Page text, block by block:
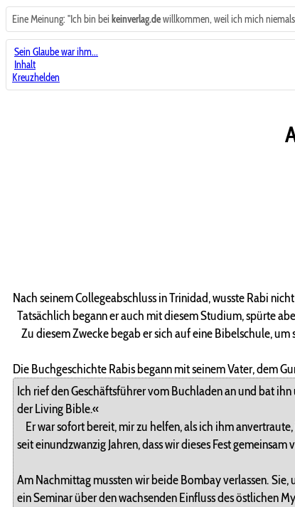
Eine Meinung: "Ich bin bei keinverlag.dewillkommen, weil ich mich
Sein Glaube war ihm...
Inhalt
Kreuzhelden
Nach seinem Collegeabschluss in Trinidad, wusste Rabi
Tatsächlich begann er auch mit diesem Studium, spürte
Zu diesem Zwecke begab er sich auf eine Bibelschule,
Die Buchgeschichte Rabis begann mit seinem Vater, dem
Ich rief den Geschäftsführer vom Buchladen an und bat
der Living Bible.«
Er war sofort bereit, mir zu helfen, als ich ihm
seit einundzwanzig Jahren, dass wir dieses Fest gemeinsam
Am Nachmittag mussten wir beide Bombay verlassen.
ein Seminar über den wachsenden Einfluss des östlichen